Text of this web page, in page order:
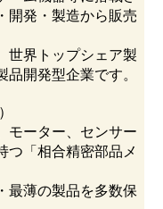
開発・製造から販売
世界トップシェア製
開発型企業です。
モーター、センサー
つ「相合精密部品メ
最薄の製品を多数保